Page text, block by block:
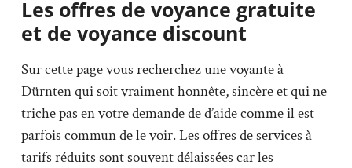
Les offres de voyance gratuite
et de voyance discount
Sur cette page vous recherchez une voyante à
Dürnten qui soit vraiment honnête, sincère et qui ne
triche pas en votre demande de d’aide comme il est
parfois commun de le voir. Les offres de services à
tarifs réduits sont souvent délaissées car les